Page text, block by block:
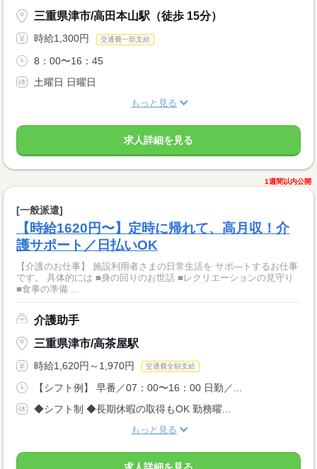
三重県津市/高田本山駅（徒歩 15分）
時給1,300円 交通費一部支給
8：00〜16：45
土曜日 日曜日
もっと見る
求人詳細を見る
1週間以内公開
[一般派遣]
【時給1620円〜】定時に帰れて、高月収！介
護サポート／日払いOK
【介護のお仕事】 施設利用者さまの日常生活を サポ―トするお仕事
です。 具体的には ■身の回りのお世話 ■レクリエーションの見守り
■食事の準備 ...
介護助手
三重県津市/高茶屋駅
時給1,620円～1,970円 交通費全額支給
【シフト例】 早番／07：00〜16：00 日勤／...
◆シフト制 ◆長期休暇の取得もOK 勤務曜...
もっと見る